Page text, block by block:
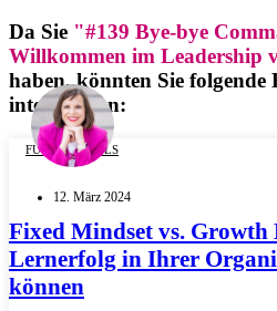
Da Sie "#139 Bye-bye
Willkommen im Leadership
haben, könnten Sie folgende
interessieren:
FUTURE SKILLS
12. März 2024
Fixed Mindset vs. Growth
Lernerfolg in Ihrer
können